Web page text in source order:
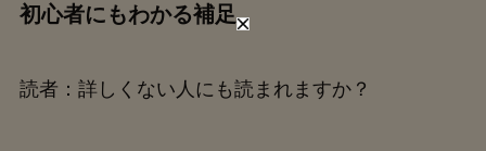
初心者にもわかる補足
読者：詳しくない人にも読まれますか？